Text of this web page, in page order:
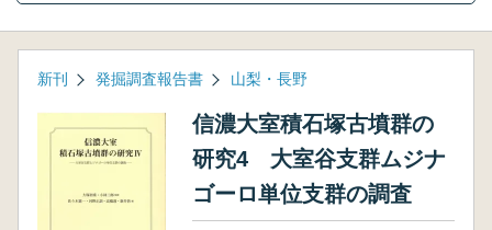
新刊 発掘調査報告書 山梨・長野
信濃大室積石塚古墳群の
研究4 大室谷支群ムジナ
ゴーロ単位支群の調査